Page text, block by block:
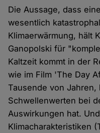
Die Aussage, dass
wesentlich
Klimaerwärmung, hält
Ganopolski für
Kaltzeit kommt in der
wie im Film 'The Day
Tausende von
Schwellenwerten bei
Auswirkungen hat.
Klimacharakteristiken